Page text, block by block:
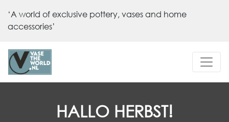
‘A world of exclusive pottery, vases and home
accessories’
HALLO HERBST!